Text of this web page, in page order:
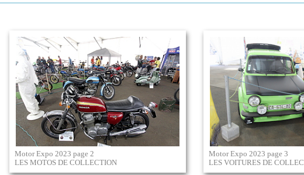
Motor Expo 2023 page 2
LES MOTOS DE COLLECTION
Motor Expo 2023 page 3
LES VOITURES DE